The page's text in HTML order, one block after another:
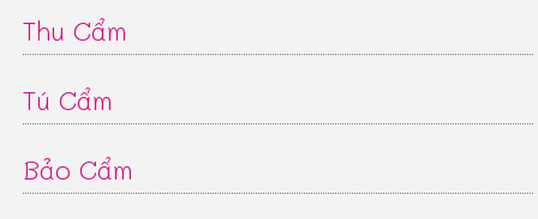
Thu Cẩm
Tú Cẩm
Bảo Cẩm